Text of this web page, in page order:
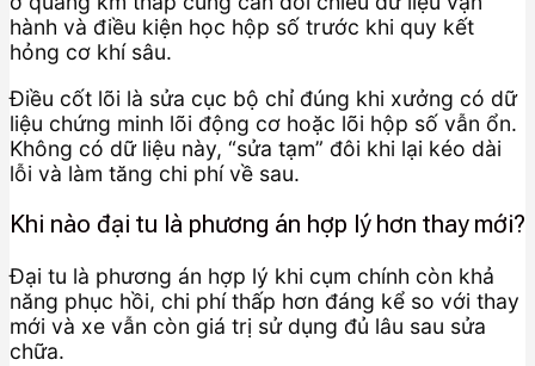
hành và điều kiện học hộp số trước khi quy kết
hỏng cơ khí sâu.
Điều cốt lõi là sửa cục bộ chỉ đúng khi xưởng có dữ
liệu chứng minh lõi động cơ hoặc lõi hộp số vẫn ổn.
Không có dữ liệu này, “sửa tạm” đôi khi lại kéo dài
lỗi và làm tăng chi phí về sau.
Khi nào đại tu là phương án hợp lý hơn thay mới?
Đại tu là phương án hợp lý khi cụm chính còn khả
năng phục hồi, chi phí thấp hơn đáng kể so với thay
mới và xe vẫn còn giá trị sử dụng đủ lâu sau sửa
chữa.